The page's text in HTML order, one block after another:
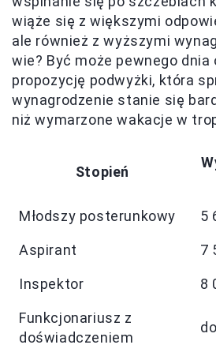
wiąże się z większymi
ale również z wyższymi
wie? Być może pewnego dnia
propozycję podwyżki, która
wynagrodzenie stanie się
niż wymarzone wakacje w
Stopień
Młodszy posterunkowy 5
Aspirant 7
Inspektor 8
Funkcjonariusz z
doświadczeniem